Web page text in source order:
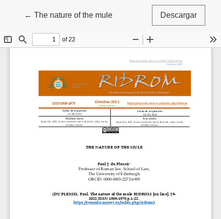
← Volver a los detalles del artículo
The nature of the mule Descargar